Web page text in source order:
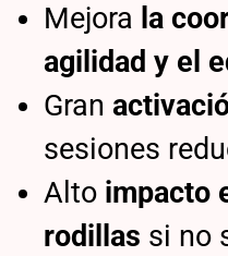
Mejora la
agilidad y el
Gran
sesiones
Alto impacto
rodillas si no